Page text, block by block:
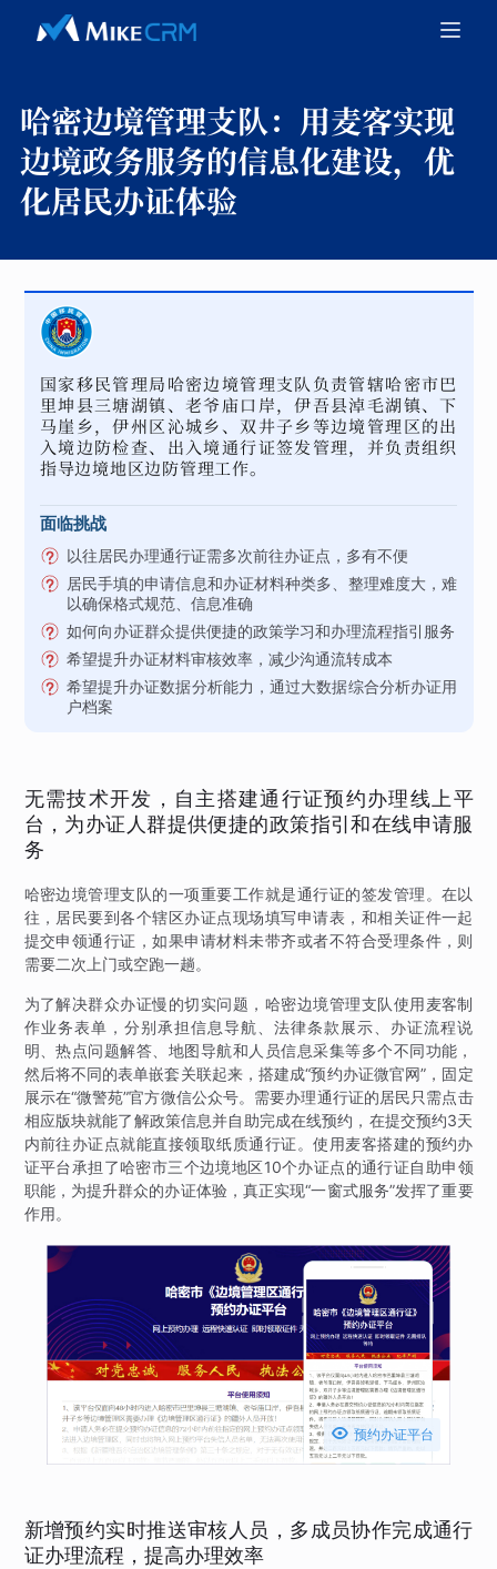
哈密边境管理支队： 用麦客实现
边境政务服务的信息化建设，优
化居民办证体验
国家移民管理局哈密边境管理支队负责管辖哈密市巴
里坤县三塘湖镇、老爷庙口岸，伊吾县淖毛湖镇、下
马崖乡，伊州区沁城乡、双井子乡等边境管理区的出
入境边防检查、出入境通行证签发管理，并负责组织
指导边境地区边防管理工作。
面临挑战
以往居民办理通行证需多次前往办证点，多有不便
居民手填的申请信息和办证材料种类多、整理难度大，难
以确保格式规范、信息准确
如何向办证群众提供便捷的政策学习和办理流程指引服务
希望提升办证材料审核效率，减少沟通流转成本
希望提升办证数据分析能力，通过大数据综合分析办证用
户档案
无需技术开发，自主搭建通行证预约办理线上平
台，为办证人群提供便捷的政策指引和在线申请服
务
哈密边境管理支队的一项重要工作就是通行证的签发管理。在以
往，居民要到各个辖区办证点现场填写申请表，和相关证件一起
提交申领通行证，如果申请材料未带齐或者不符合受理条件，则
需要二次上门或空跑一趟。
为了解决群众办证慢的切实问题，哈密边境管理支队使用麦客制
作业务表单，分别承担信息导航、法律条款展示、办证流程说
明、热点问题解答、地图导航和人员信息采集等多个不同功能，
然后将不同的表单嵌套关联起来，搭建成“预约办证微官网”，固定
展示在“微警苑”官方微信公众号。需要办理通行证的居民只需点击
相应版块就能了解政策信息并自助完成在线预约，在提交预约3天
内前往办证点就能直接领取纸质通行证。使用麦客搭建的预约办
证平台承担了哈密市三个边境地区10个办证点的通行证自助申领
职能，为提升群众的办证体验，真正实现“一窗式服务”发挥了重要
作用。
 预约办证平台
新增预约实时推送审核人员，多成员协作完成通行
证办理流程，提高办理效率